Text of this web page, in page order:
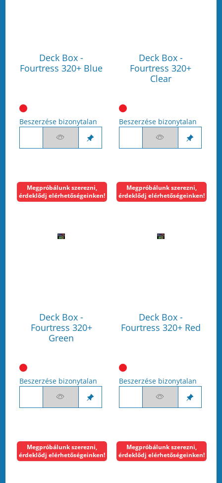
Deck Box -
Fourtress 320+ Blue
Beszerzése bizonytalan
Deck Box -
Fourtress 320+
Clear
Beszerzése bizonytalan
Deck Box -
Fourtress 320+
Green
Megpróbálunk szerezni,
érdeklődj elérhetőségeinken!
Beszerzése bizonytalan
Deck Box -
Fourtress 320+ Red
Megpróbálunk szerezni,
érdeklődj elérhetőségeinken!
Beszerzése bizonytalan
Megpróbálunk szerezni,
érdeklődj elérhetőségeinken!
Megpróbálunk szerezni,
érdeklődj elérhetőségeinken!